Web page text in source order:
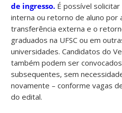
de ingresso. É possível
interna ou retorno de aluno por
transferência externa e o
graduados na UFSC ou em
universidades. Candidatos do
também podem ser
subsequentes, sem
novamente – conforme vagas
do edital.